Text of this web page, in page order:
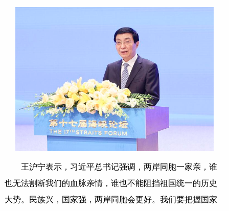
王沪宁表示，习近平总书记强调，两岸同胞一家亲，谁
也无法割断我们的血脉亲情，谁也不能阻挡祖国统一的历史
大势。民族兴，国家强，两岸同胞会更好。我们要把握国家